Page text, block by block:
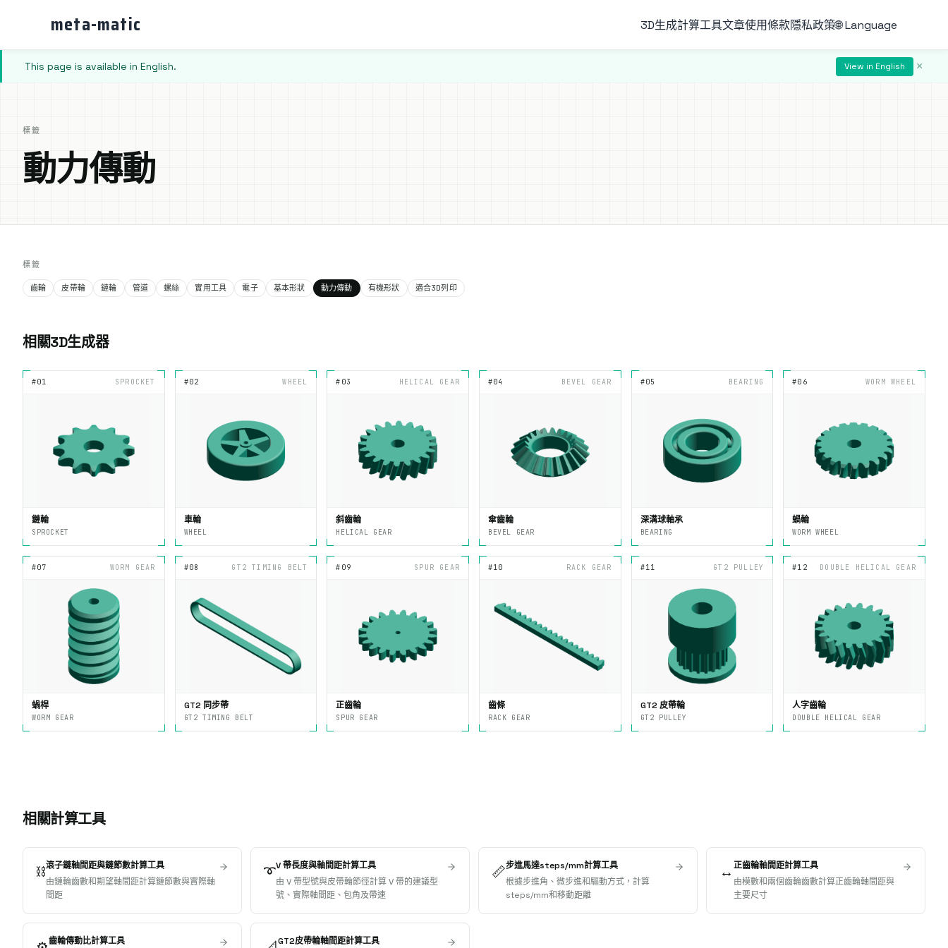
meta-matic 3D生成計算工具文章使用條款隱私政策🌐 Language
This page is available in English. View in English ×
標籤
動力傳動
標籤
齒輪 皮帶輪 鏈輪 管道 螺絲 實用工具 電子 基本形狀 動力傳動 有機形狀 適合3D列印
相關3D生成器
#01 SPROCKET
鏈輪
SPROCKET
#02 WHEEL
車輪
WHEEL
#03 HELICAL GEAR
斜齒輪
HELICAL GEAR
#04 BEVEL GEAR
傘齒輪
BEVEL GEAR
#05 BEARING
深溝球軸承
BEARING
#06 WORM WHEEL
蝸輪
WORM WHEEL
#07 WORM GEAR
蝸桿
WORM GEAR
#08 GT2 TIMING BELT
GT2 同步帶
GT2 TIMING BELT
#09 SPUR GEAR
正齒輪
SPUR GEAR
#10 RACK GEAR
齒條
RACK GEAR
#11 GT2 PULLEY
GT2 皮帶輪
GT2 PULLEY
#12 DOUBLE HELICAL GEAR
人字齒輪
DOUBLE HELICAL GEAR
相關計算工具
⛓️滾子鏈軸間距與鏈節數計算工具
由鏈輪齒數和期望軸間距計算鏈節數與實際軸
間距
➰V 帶長度與軸間距計算工具
由 V 帶型號與皮帶輪節徑計算 V 帶的建議型
號、實際軸間距、包角及帶速
📏步進馬達steps/mm計算工具
根據步進角、微步進和驅動方式，計算
steps/mm和移動距離
↔️ 正齒輪軸間距計算工具
由模數和兩個齒輪齒數計算正齒輪軸間距與
主要尺寸
齒輪傳動比計算工具
GT2皮帶輪軸間距計算工具